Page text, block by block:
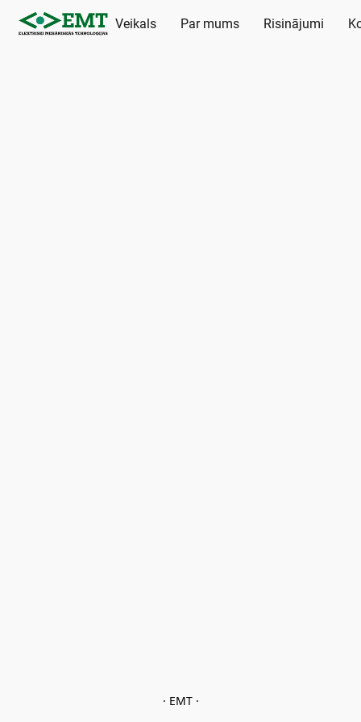
Veikals Par mums Risinājumi
· EMT ·